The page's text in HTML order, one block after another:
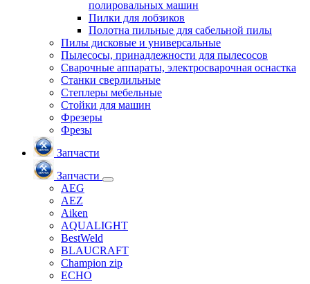
полировальных машин
Пилки для лобзиков
Полотна пильные для сабельной пилы
Пилы дисковые и универсальные
Пылесосы, принадлежности для пылесосов
Сварочные аппараты, электросварочная оснастка
Станки сверлильные
Степлеры мебельные
Стойки для машин
Фрезеры
Фрезы
Запчасти
Запчасти
AEG
AEZ
Aiken
AQUALIGHT
BestWeld
BLAUCRAFT
Champion zip
ECHO